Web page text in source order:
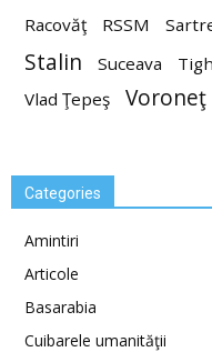
Racovăţ RSSM
Stalin Suceava
Vlad Ţepeş Voroneţ
Categories
Amintiri
Articole
Basarabia
Cuibarele umanităţii